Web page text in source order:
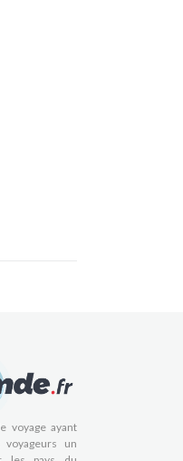
voyage ayant
voyageurs un